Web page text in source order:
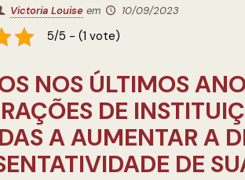
Victoria Louise em 10/09/2023
5/5 - (1 vote)
NOS ÚLTIMOS
DE
A AUMENTAR A
DE